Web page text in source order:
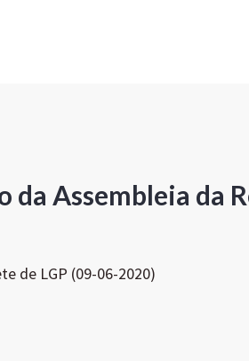
da Assembleia da
de LGP (09-06-2020)